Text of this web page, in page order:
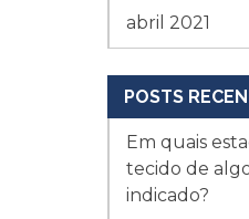
abril 2021
POSTS
Em quais
tecido de
indicado?